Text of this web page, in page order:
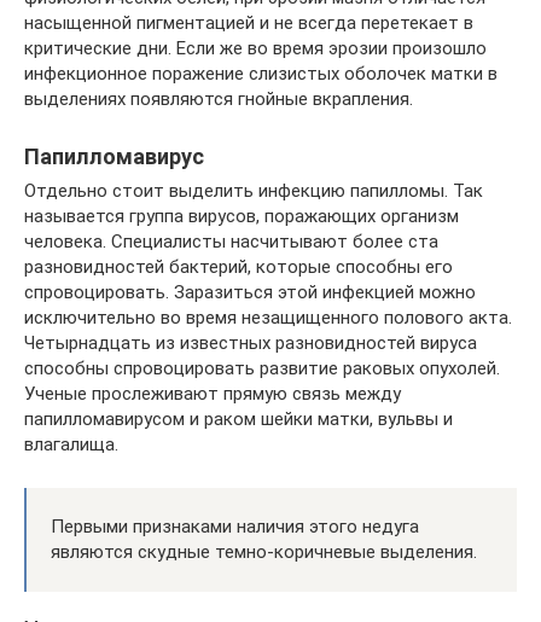
насыщенной пигментацией и не всегда перетекает в
критические дни. Если же во время эрозии произошло
инфекционное поражение слизистых оболочек матки в
выделениях появляются гнойные вкрапления.
Папилломавирус
Отдельно стоит выделить инфекцию папилломы. Так
называется группа вирусов, поражающих организм
человека. Специалисты насчитывают более ста
разновидностей бактерий, которые способны его
спровоцировать. Заразиться этой инфекцией можно
исключительно во время незащищенного полового акта.
Четырнадцать из известных разновидностей вируса
способны спровоцировать развитие раковых опухолей.
Ученые прослеживают прямую связь между
папилломавирусом и раком шейки матки, вульвы и
влагалища.
Первыми признаками наличия этого недуга
являются скудные темно-коричневые выделения.